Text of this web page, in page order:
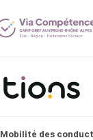
Mobilité des